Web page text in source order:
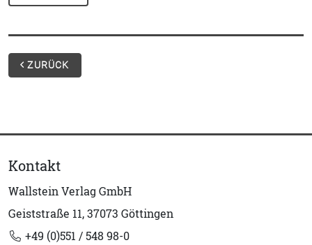
ZURÜCK
Kontakt
Wallstein Verlag GmbH
Geiststraße 11, 37073 Göttingen
+49 (0)551 / 548 98-0